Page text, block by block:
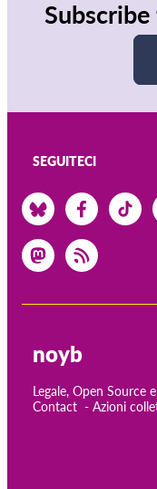
SEGUITECI
noyb
Legale, Open Source
Contact
Azioni